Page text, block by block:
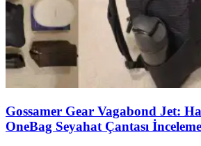
Gossamer Gear Vagabond Jet:
OneBag Seyahat Çantası